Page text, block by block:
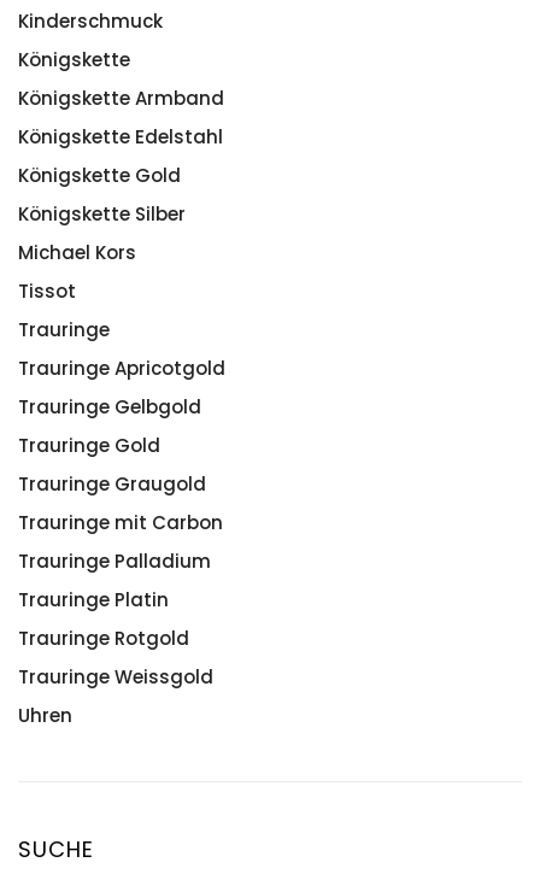
Kinderschmuck
Königskette
Königskette Armband
Königskette Edelstahl
Königskette Gold
Königskette Silber
Michael Kors
Tissot
Trauringe
Trauringe Apricotgold
Trauringe Gelbgold
Trauringe Gold
Trauringe Graugold
Trauringe mit Carbon
Trauringe Palladium
Trauringe Platin
Trauringe Rotgold
Trauringe Weissgold
Uhren
SUCHE